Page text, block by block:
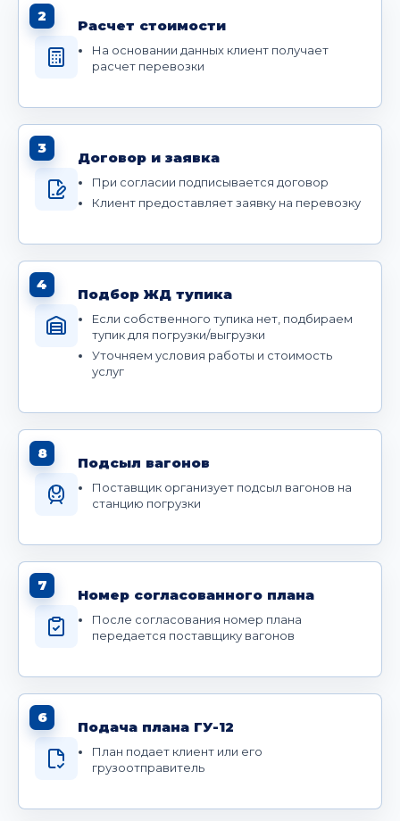
2
Расчет стоимости
На основании данных клиент получает
расчет перевозки
3
Договор и заявка
При согласии подписывается договор
Клиент предоставляет заявку на перевозку
4
Подбор ЖД тупика
Если собственного тупика нет, подбираем
тупик для погрузки/выгрузки
Уточняем условия работы и стоимость
услуг
8
Подсыл вагонов
Поставщик организует подсыл вагонов на
станцию погрузки
7
Номер согласованного плана
После согласования номер плана
передается поставщику вагонов
6
Подача плана ГУ-12
План подает клиент или его
грузоотправитель